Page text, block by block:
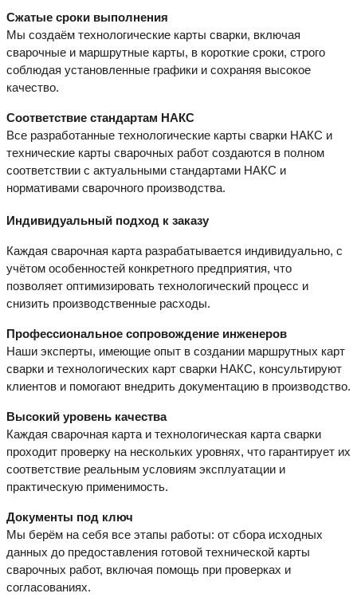
Сжатые сроки выполнения
Мы создаём технологические карты сварки, включая
сварочные и маршрутные карты, в короткие сроки, строго
соблюдая установленные графики и сохраняя высокое
качество.
Соответствие стандартам НАКС
Все разработанные технологические карты сварки НАКС и
технические карты сварочных работ создаются в полном
соответствии с актуальными стандартами НАКС и
нормативами сварочного производства.
Индивидуальный подход к заказу
Каждая сварочная карта разрабатывается индивидуально, с
учётом особенностей конкретного предприятия, что
позволяет оптимизировать технологический процесс и
снизить производственные расходы.
Профессиональное сопровождение инженеров
Наши эксперты, имеющие опыт в создании маршрутных карт
сварки и технологических карт сварки НАКС, консультируют
клиентов и помогают внедрить документацию в производство.
Высокий уровень качества
Каждая сварочная карта и технологическая карта сварки
проходит проверку на нескольких уровнях, что гарантирует их
соответствие реальным условиям эксплуатации и
практическую применимость.
Документы под ключ
Мы берём на себя все этапы работы: от сбора исходных
данных до предоставления готовой технической карты
сварочных работ, включая помощь при проверках и
согласованиях.